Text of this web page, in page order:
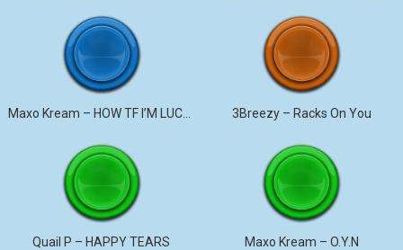
Maxo Kream – HOW TF I’M LUCKY 3Breezy – Racks On You
Quail P – HAPPY TEARS Maxo Kream – O.Y.N